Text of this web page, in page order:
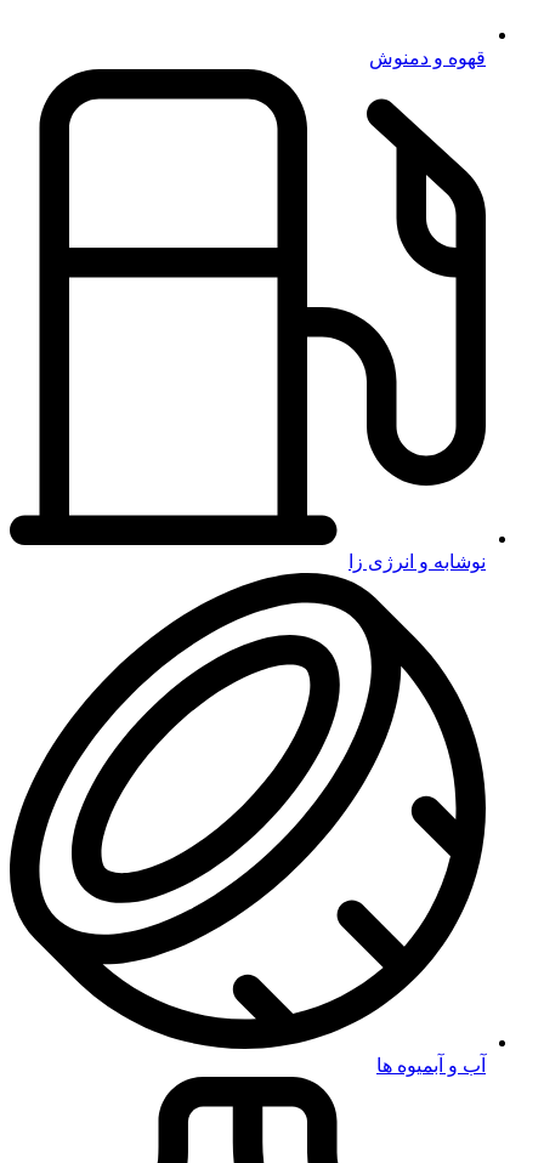
قهوه و دمنوش
نوشابه و انرژی زا
آب و آبمیوه ها